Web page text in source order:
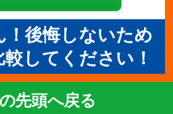
後悔しないため
してください！
先頭へ戻る